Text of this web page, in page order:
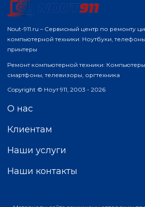
Nout-911.ru – Сервисный центр по ремонту
компьютерной техники: Ноутбуки,
принтеры
Ремонт компьютерной техники:
смартфоны, телевизоры, оргтехника
Copyright © Ноут 911, 2003 - 2026
О нас
Клиентам
Наши услуги
Наши контакты